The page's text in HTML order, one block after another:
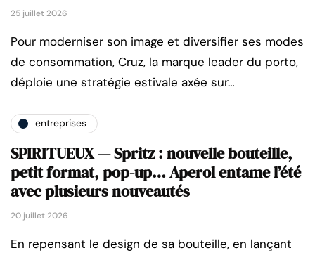
25 juillet 2026
Pour moderniser son image et diversifier ses modes
de consommation, Cruz, la marque leader du porto,
déploie une stratégie estivale axée sur…
entreprises
SPIRITUEUX — Spritz : nouvelle bouteille,
petit format, pop-up… Aperol entame l’été
avec plusieurs nouveautés
20 juillet 2026
En repensant le design de sa bouteille, en lançant